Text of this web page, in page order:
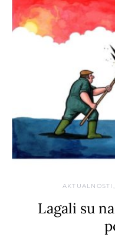
AKTUALNOSTI
Lagali su